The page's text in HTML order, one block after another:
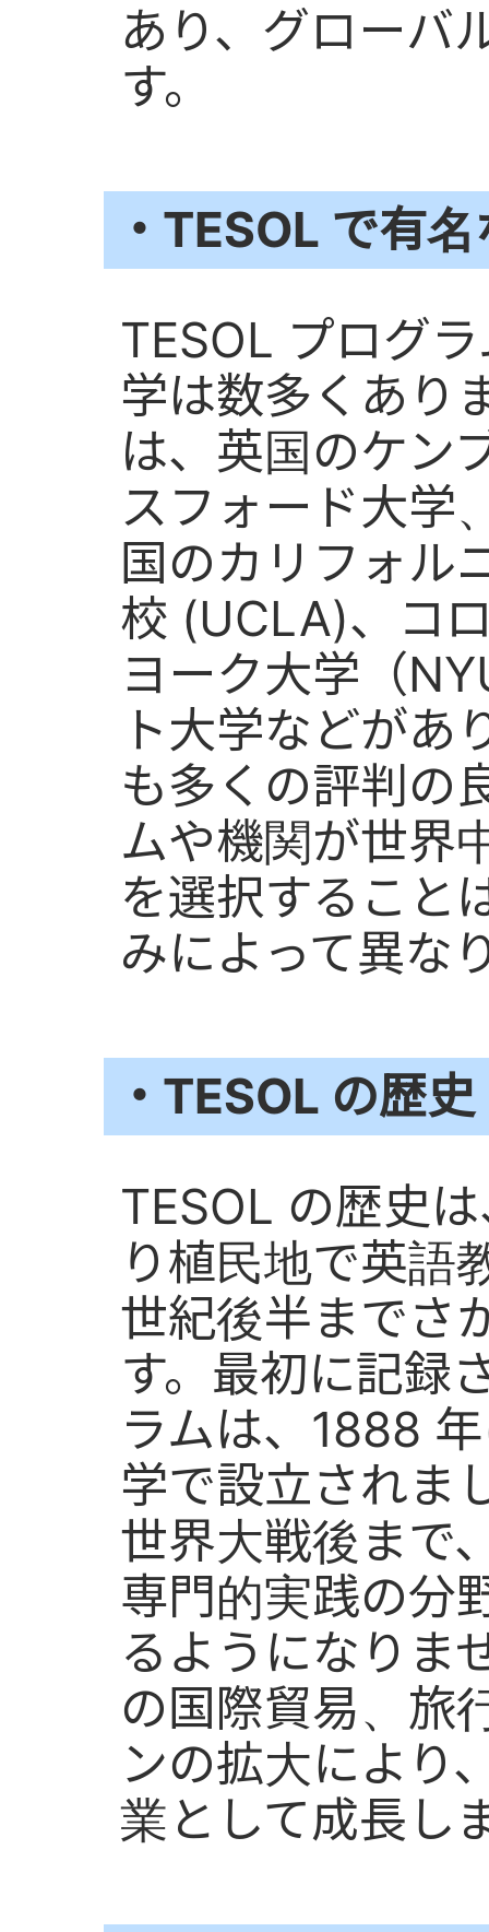
あり、グローバ
す。
・TESOL で有
TESOL プログ
学は数多くあり
は、英国のケン
スフォード大学
国のカリフォル
校 (UCLA)、コ
ヨーク大学（
ト大学などがあ
も多くの評判の
ムや機関が世界
を選択すること
みによって異な
・TESOL の歴史
TESOL の歴史
り植民地で英語
世紀後半までさ
す。最初に記録
ラムは、1888
学で設立されま
世界大戦後まで
専門的実践の分
るようになりま
の国際貿易、旅
ンの拡大により
業として成長し